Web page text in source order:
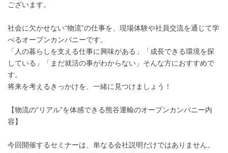
ございます。
社会に欠かせない“物流”の仕事を、現場体験や社員交流を通じて学
べるオープンカンパニーです。
「人の暮らしを支える仕事に興味がある」「成長できる環境を探
している」「まだ就活の事がわからない」そんな方におすすめで
す。
将来を考えるきっかけを、一緒に見つけましょう！
【物流の“リアル”を体感できる熊谷運輸のオープンカンパニー内
容】
今回開催するセミナーは、単なる会社説明だけではありません。